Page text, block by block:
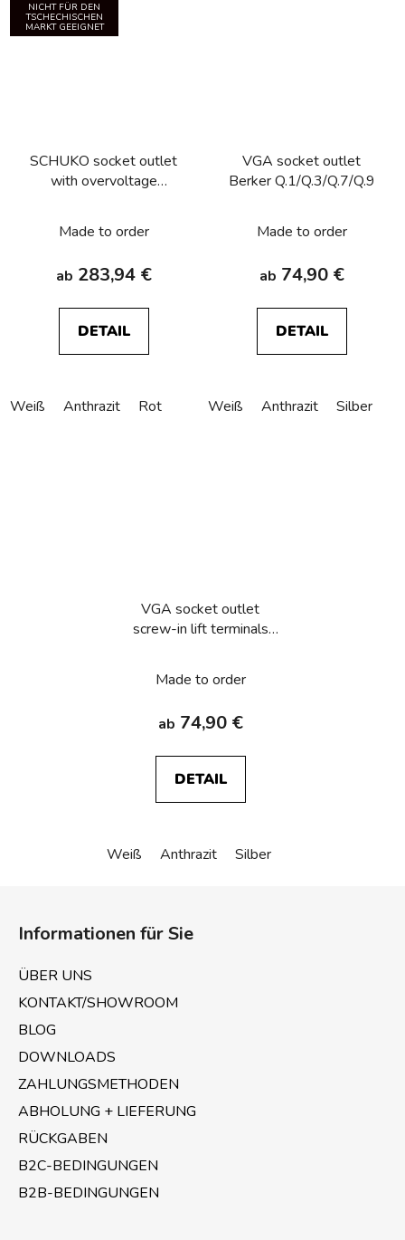
NICHT FÜR DEN
TSCHECHISCHEN
MARKT GEEIGNET
SCHUKO socket outlet
with overvoltage
Q.1/Q.3/Q.7/Q.9
Made to order
ab 283,94 €
DETAIL
Weiß Anthrazit Rot
VGA socket outlet
Berker Q.1/Q.3/Q.7/Q.9
Made to order
ab 74,90 €
DETAIL
Weiß Anthrazit Silber
VGA socket outlet
screw-in lift terminals
Made to order
ab 74,90 €
DETAIL
Weiß Anthrazit Silber
Informationen für Sie
ÜBER UNS
KONTAKT/SHOWROOM
BLOG
DOWNLOADS
ZAHLUNGSMETHODEN
ABHOLUNG + LIEFERUNG
RÜCKGABEN
B2C-BEDINGUNGEN
B2B-BEDINGUNGEN